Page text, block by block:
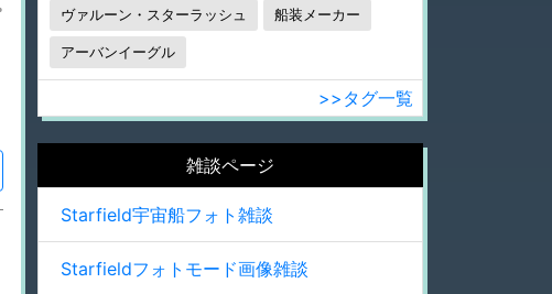
ヴァルーン・スターラッシュ 船装メーカー
アーバンイーグル
>>タグ一覧
雑談ページ
Starfield宇宙船フォト雑談
Starfieldフォトモード画像雑談